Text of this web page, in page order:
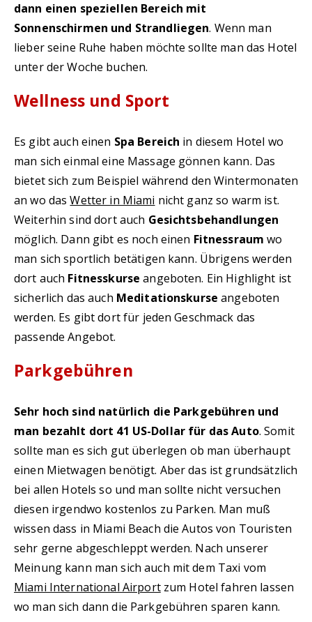
dann einen speziellen Bereich mit
Sonnenschirmen und Strandliegen. Wenn man
lieber seine Ruhe haben möchte sollte man das Hotel
unter der Woche buchen.
Wellness und Sport
Es gibt auch einen Spa Bereich in diesem Hotel wo
man sich einmal eine Massage gönnen kann. Das
bietet sich zum Beispiel während den Wintermonaten
an wo dasWetter in Miami nicht ganz so warm ist.
Weiterhin sind dort auch Gesichtsbehandlungen
möglich. Dann gibt es noch einen Fitnessraum wo
man sich sportlich betätigen kann. Übrigens werden
dort auch Fitnesskurse angeboten. Ein Highlight ist
sicherlich das auch Meditationskurse angeboten
werden. Es gibt dort für jeden Geschmack das
passende Angebot.
Parkgebühren
Sehr hoch sind natürlich die Parkgebühren und
man bezahlt dort 41 US-Dollar für das Auto. Somit
sollte man es sich gut überlegen ob man überhaupt
einen Mietwagen benötigt. Aber das ist grundsätzlich
bei allen Hotels so und man sollte nicht versuchen
diesen irgendwo kostenlos zu Parken. Man muß
wissen dass in Miami Beach die Autos von Touristen
sehr gerne abgeschleppt werden. Nach unserer
Meinung kann man sich auch mit dem Taxi vom
Miami International Airportzum Hotel fahren lassen
wo man sich dann die Parkgebühren sparen kann.